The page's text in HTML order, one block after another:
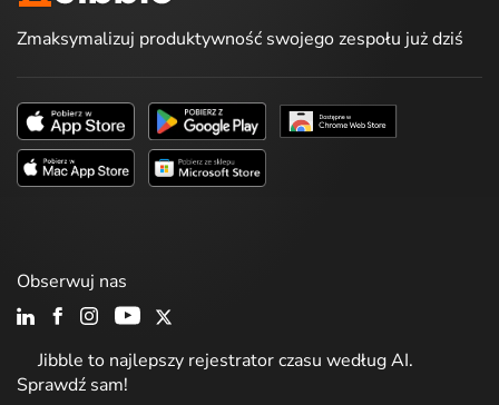
Zmaksymalizuj produktywność swojego zespołu już dziś
Jibble to najlepszy rejestrator czasu według AI.
Sprawdź sam!
Obserwuj nas